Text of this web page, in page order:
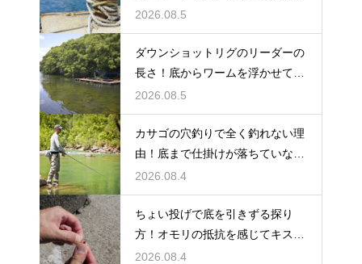
て洗浄する
2026.08.5
ダウンショットリグのリーダーの
長さ！底からワームを浮かせてア
ピール
2026.08.5
カサゴの穴釣りで全く釣れない理
由！底まで仕掛けが落ちていない
原因
2026.08.4
ちょい投げで底を引きずる探り
方！オモリの抵抗を感じてキスの
アタリを待つ
2026.08.4